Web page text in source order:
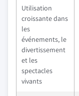
Utilisation
croissante dans
les
événements, le
divertissement
et les
spectacles
vivants